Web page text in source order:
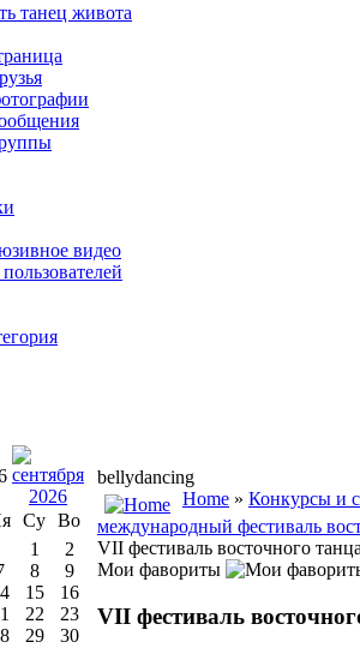
танец живота
видео
bellydancing
Home » Конкурсы и
международный фестиваль
VII фестиваль восточного
Мои фавориты
VII фестиваль
Су Во
1
2
8
9
15
16
22
23
29
30